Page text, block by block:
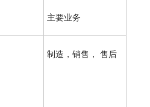
主要业务
制造，销售， 售后